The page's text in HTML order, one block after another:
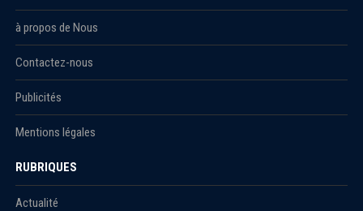
à propos de Nous
Contactez-nous
Publicités
Mentions légales
RUBRIQUES
Actualité